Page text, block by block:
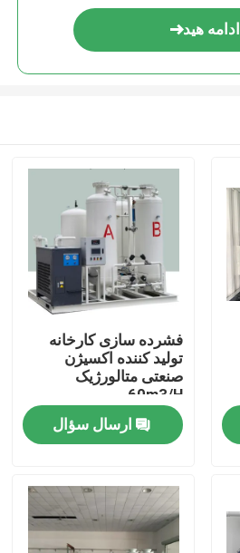
ادامه هید
فشرده سازی کارخانه
تولید کننده اکسیژن
صنعتی متالورژیک
60m3/H
ارسال سؤال